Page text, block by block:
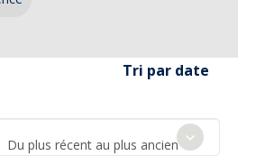
Tri par date
Du plus récent au plus ancien